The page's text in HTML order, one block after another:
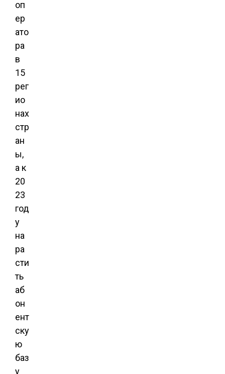
оп
ер
ато
ра
в
15
рег
ио
нах
стр
ан
ы,
а к
20
23
год
у
на
ра
сти
ть
аб
он
ент
ску
ю
баз
у